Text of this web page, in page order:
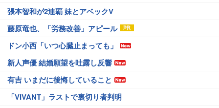
張本智和が2連覇 妹とアベックV
藤原竜也、「労務改善」アピール
ドン小西「いつ心臓止まっても」
新人声優 結婚願望を吐露し反響
有吉 いまだに後悔していること
「VIVANT」ラストで裏切り者判明